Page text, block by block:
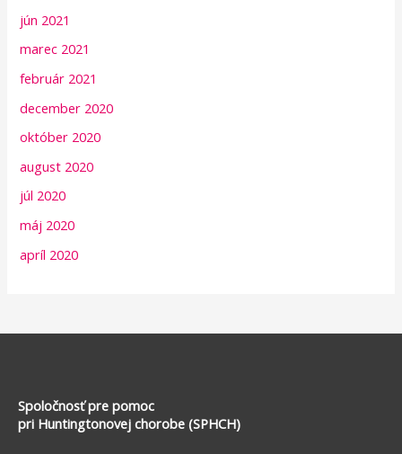
jún 2021
marec 2021
február 2021
december 2020
október 2020
august 2020
júl 2020
máj 2020
apríl 2020
Spoločnosť pre pomoc
pri Huntingtonovej chorobe (SPHCH)